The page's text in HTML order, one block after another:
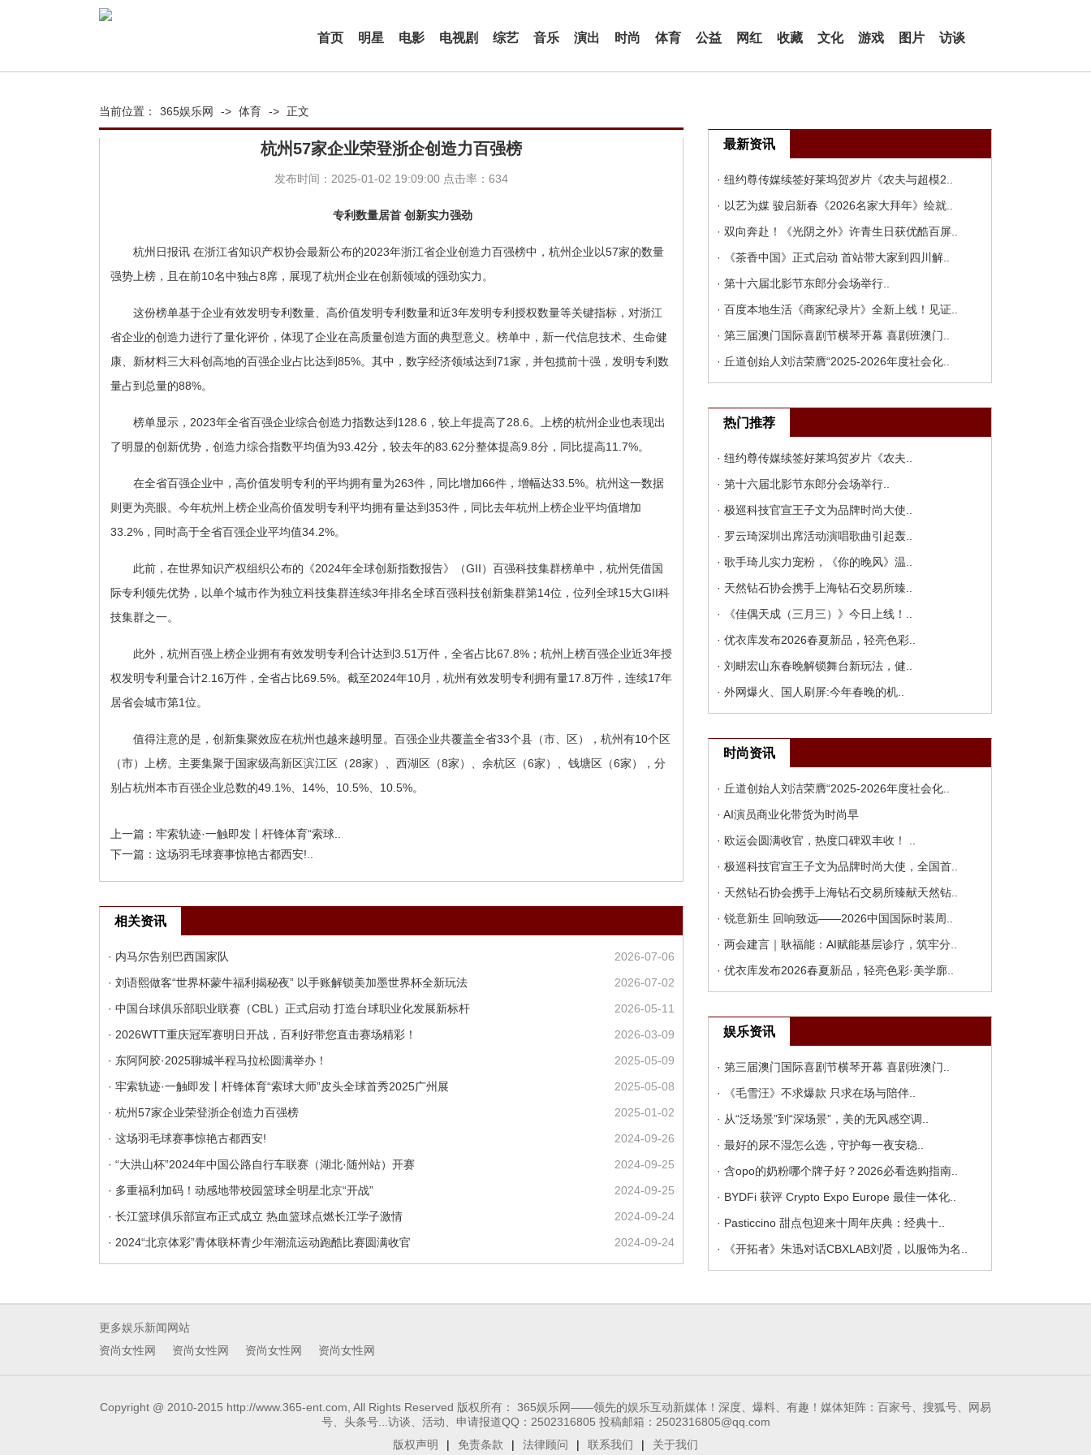
首页 明星 电影 电视剧 综艺 音乐 演出 时尚 体育 公益 网红 收藏 文化 游戏 图片 访谈
当前位置： 365娱乐网 -> 体育 -> 正文
杭州57家企业荣登浙企创造力百强榜
发布时间：2025-01-02 19:09:00 点击率：634
专利数量居首 创新实力强劲
杭州日报讯 在浙江省知识产权协会最新公布的2023年浙江省企业创造力百强榜中，杭州企业以57家的数量
强势上榜，且在前10名中独占8席，展现了杭州企业在创新领域的强劲实力。
这份榜单基于企业有效发明专利数量、高价值发明专利数量和近3年发明专利授权数量等关键指标，对浙江
省企业的创造力进行了量化评价，体现了企业在高质量创造方面的典型意义。榜单中，新一代信息技术、生命健
康、新材料三大科创高地的百强企业占比达到85%。其中，数字经济领域达到71家，并包揽前十强，发明专利数
量占到总量的88%。
榜单显示，2023年全省百强企业综合创造力指数达到128.6，较上年提高了28.6。上榜的杭州企业也表现出
了明显的创新优势，创造力综合指数平均值为93.42分，较去年的83.62分整体提高9.8分，同比提高11.7%。
在全省百强企业中，高价值发明专利的平均拥有量为263件，同比增加66件，增幅达33.5%。杭州这一数据
则更为亮眼。 今年杭州上榜企业高价值发明专利平均拥有量达到353件，同比去年杭州上榜企业平均值增加
33.2%，同时高于全省百强企业平均值34.2%。
此前，在世界知识产权组织公布的《2024年全球创新指数报告》（GII）百强科技集群榜单中，杭州凭借国
际专利领先优势，以单个城市作为独立科技集群连续3年排名全球百强科技创新集群第14位，位列全球15大GII科
技集群之一。
此外，杭州百强上榜企业拥有有效发明专利合计达到3.51万件，全省占比67.8%；杭州上榜百强企业近3年授
权发明专利量合计2.16万件，全省占比69.5%。截至2024年10月，杭州有效发明专利拥有量17.8万件，连续17年
居省会城市第1位。
值得注意的是，创新集聚效应在杭州也越来越明显。百强企业共覆盖全省33个县（市、区），杭州有10个区
（市）上榜。主要集聚于国家级高新区滨江区（28家）、西湖区（8家）、余杭区（6家）、钱塘区（6家），分
别占杭州本市百强企业总数的49.1%、14%、10.5%、10.5%。
上一篇： 牢索轨迹·一触即发丨杆锋体育“索球..
下一篇： 这场羽毛球赛事惊艳古都西安!..
相关资讯
· 内马尔告别巴西国家队
2026-07-06
· 刘语熙做客“世界杯蒙牛福利揭秘夜” 以手账解锁美加墨世界杯全新玩法
2026-07-02
· 中国台球俱乐部职业联赛（CBL）正式启动 打造台球职业化发展新标杆
2026-05-11
· 2026WTT重庆冠军赛明日开战，百利好带您直击赛场精彩！
2026-03-09
· 东阿阿胶·2025聊城半程马拉松圆满举办！
2025-05-09
· 牢索轨迹·一触即发丨杆锋体育“索球大师”皮头全球首秀2025广州展
2025-05-08
· 杭州57家企业荣登浙企创造力百强榜
2025-01-02
· 这场羽毛球赛事惊艳古都西安!
2024-09-26
· “大洪山杯”2024年中国公路自行车联赛（湖北·随州站）开赛
2024-09-25
· 多重福利加码！动感地带校园篮球全明星北京“开战”
2024-09-25
· 长江篮球俱乐部宣布正式成立 热血篮球点燃长江学子激情
2024-09-24
· 2024“北京体彩”青体联杯青少年潮流运动跑酷比赛圆满收官
2024-09-24
最新资讯
· 纽约尊传媒续签好莱坞贺岁片《农夫与超模2..
· 以艺为媒 骏启新春《2026名家大拜年》绘就..
· 双向奔赴！《光阴之外》许青生日获优酷百屏..
· 《茶香中国》正式启动 首站带大家到四川解..
· 第十六届北影节东郎分会场举行..
· 百度本地生活《商家纪录片》全新上线！见证..
· 第三届澳门国际喜剧节横琴开幕 喜剧班澳门..
· 丘道创始人刘洁荣膺“2025-2026年度社会化..
热门推荐
· 纽约尊传媒续签好莱坞贺岁片《农夫..
· 第十六届北影节东郎分会场举行..
· 极巡科技官宣王子文为品牌时尚大使..
· 罗云琦深圳出席活动演唱歌曲引起轰..
· 歌手琦儿实力宠粉，《你的晚风》温..
· 天然钻石协会携手上海钻石交易所臻..
· 《佳偶天成（三月三）》今日上线！..
· 优衣库发布2026春夏新品，轻亮色彩..
· 刘畊宏山东春晚解锁舞台新玩法，健..
· 外网爆火、国人刷屏:今年春晚的机..
时尚资讯
· 丘道创始人刘洁荣膺“2025-2026年度社会化..
· AI演员商业化带货为时尚早
· 欧运会圆满收官，热度口碑双丰收！ ..
· 极巡科技官宣王子文为品牌时尚大使，全国首..
· 天然钻石协会携手上海钻石交易所臻献天然钻..
· 锐意新生 回响致远——2026中国国际时装周..
· 两会建言｜耿福能：AI赋能基层诊疗，筑牢分..
· 优衣库发布2026春夏新品，轻亮色彩·美学廓..
娱乐资讯
· 第三届澳门国际喜剧节横琴开幕 喜剧班澳门..
· 《毛雪汪》不求爆款 只求在场与陪伴..
· 从“泛场景”到“深场景”，美的无风感空调..
· 最好的尿不湿怎么选，守护每一夜安稳..
· 含opo的奶粉哪个牌子好？2026必看选购指南..
· BYDFi 获评 Crypto Expo Europe 最佳一体化..
· Pasticcino 甜点包迎来十周年庆典：经典十..
· 《开拓者》朱迅对话CBXLAB刘贤，以服饰为名..
更多娱乐新闻网站
资尚女性网
资尚女性网 资尚女性网 资尚女性网
Copyright @ 2010-2015 http://www.365-ent.com, All Rights Reserved 版权所有： 365娱乐网——领先的娱乐互动新媒体！深度、爆料、有趣！媒体矩阵：百家号、搜狐号、网易
号、头条号...访谈、活动、申请报道QQ：2502316805 投稿邮箱：2502316805@qq.com
版权声明
| 免责条款 | 法律顾问 | 联系我们 | 关于我们